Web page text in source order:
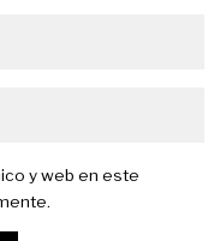
y web en este